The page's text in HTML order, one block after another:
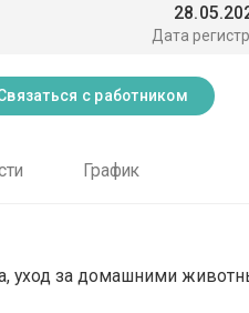
Дата
с работником
График
уход за домашними